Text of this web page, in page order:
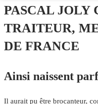
PASCAL JOLY
TRAITEUR,
DE FRANCE
Ainsi naissent
Il aurait pu être brocanteur,